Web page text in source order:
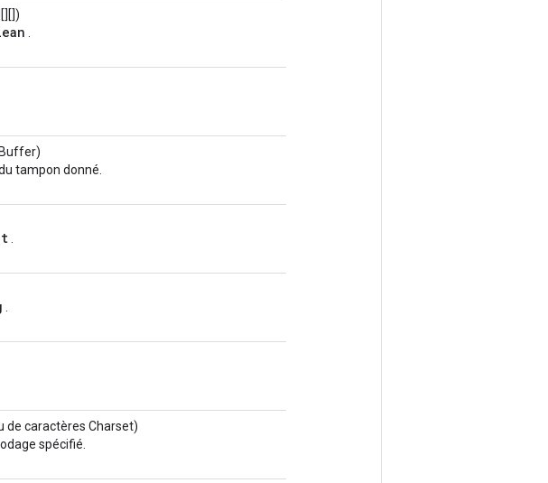
tampon donné.
de caractères Charset)
spécifié.